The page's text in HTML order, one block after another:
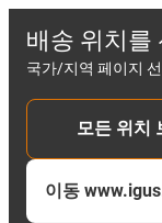
배송 위치를
국가/지역 페이지
모든 위치
이동